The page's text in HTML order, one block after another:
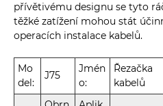
přívětivému designu se tyto
těžké zatížení mohou stát
operacích instalace kabelů.
Mo
del:
J75
Jmén
o:
Řezačka
kabelů